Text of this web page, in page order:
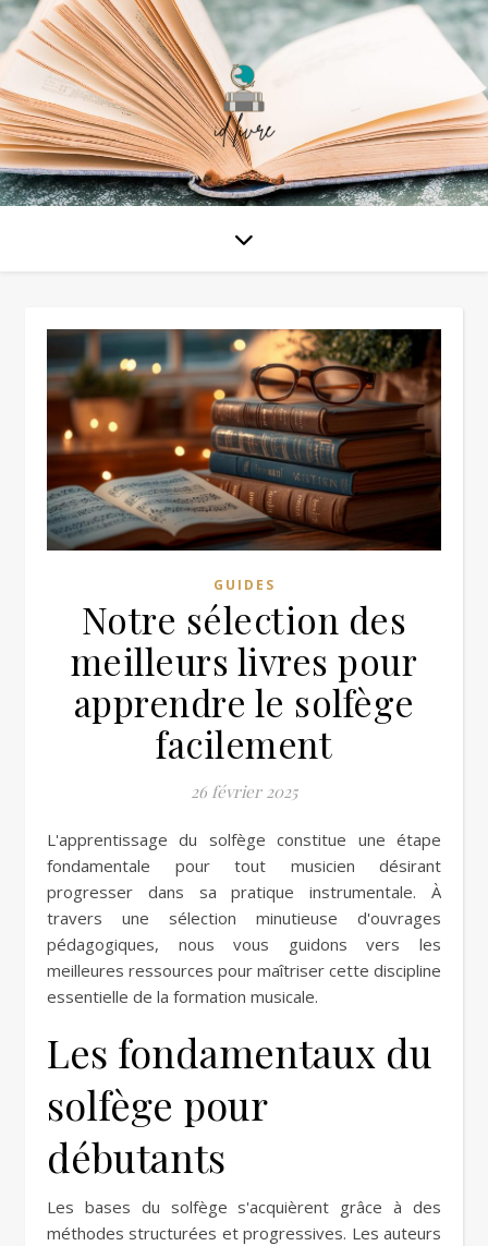
GUIDES
Notre sélection des
meilleurs livres pour
apprendre le solfège
facilement
26 février 2025
L'apprentissage du solfège constitue une étape
fondamentale pour tout musicien désirant
progresser dans sa pratique instrumentale. À
travers une sélection minutieuse d'ouvrages
pédagogiques, nous vous guidons vers les
meilleures ressources pour maîtriser cette discipline
essentielle de la formation musicale.
Les fondamentaux du
solfège pour
débutants
Les bases du solfège s'acquièrent grâce à des
méthodes structurées et progressives. Les auteurs